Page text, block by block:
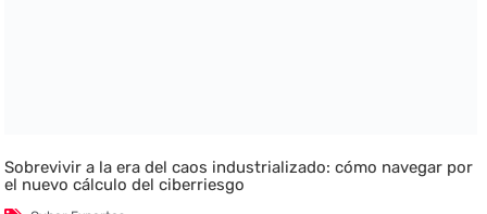
Sobrevivir a la era del caos industrializado: cómo navegar por
el nuevo cálculo del ciberriesgo